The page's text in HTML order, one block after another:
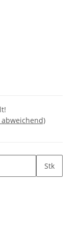
abweichend)
Stk